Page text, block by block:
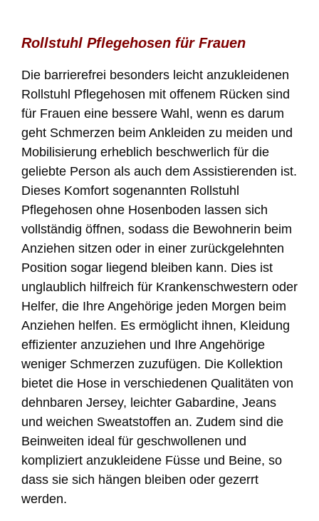
Rollstuhl Pflegehosen für Frauen
Die barrierefrei besonders leicht anzukleidenen
Rollstuhl Pflegehosen mit offenem Rücken sind
für Frauen eine bessere Wahl, wenn es darum
geht Schmerzen beim Ankleiden zu meiden und
Mobilisierung erheblich beschwerlich für die
geliebte Person als auch dem Assistierenden ist.
Dieses Komfort sogenannten Rollstuhl
Pflegehosen ohne Hosenboden lassen sich
vollständig öffnen, sodass die Bewohnerin beim
Anziehen sitzen oder in einer zurückgelehnten
Position sogar liegend bleiben kann. Dies ist
unglaublich hilfreich für Krankenschwestern oder
Helfer, die Ihre Angehörige jeden Morgen beim
Anziehen helfen. Es ermöglicht ihnen, Kleidung
effizienter anzuziehen und Ihre Angehörige
weniger Schmerzen zuzufügen. Die Kollektion
bietet die Hose in verschiedenen Qualitäten von
dehnbaren Jersey, leichter Gabardine, Jeans
und weichen Sweatstoffen an. Zudem sind die
Beinweiten ideal für geschwollenen und
kompliziert anzukleidene Füsse und Beine, so
dass sie sich hängen bleiben oder gezerrt
werden.